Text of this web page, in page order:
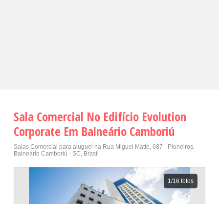
Sala Comercial No Edifício Evolution
Corporate Em Balneário Camboriú
Salas Comerciai para aluguel na Rua Miguel Matte, 687 - Pioneiros,
Balneário Camboriú - SC, Brasil
1/16 fotos